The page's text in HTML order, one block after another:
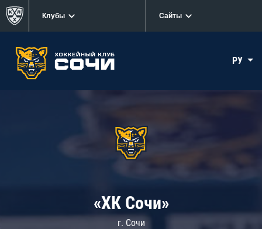
Клубы Сайты
РУ
«ХК Сочи»
г. Сочи